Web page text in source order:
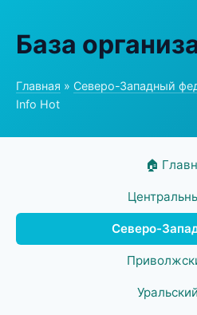
База
Главная » Северо-Западный
Info Hot
🏠
Северо-